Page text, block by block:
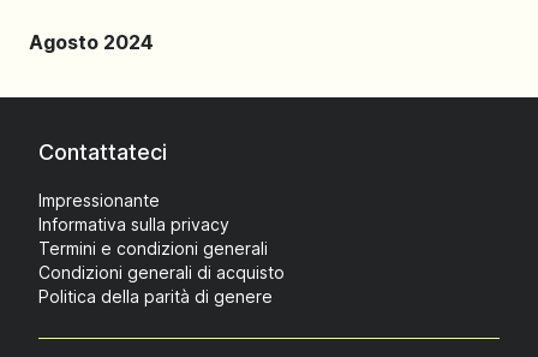
Agosto 2024
Contattateci
Impressionante
Informativa sulla privacy
Termini e condizioni generali
Condizioni generali di acquisto
Politica della parità di genere